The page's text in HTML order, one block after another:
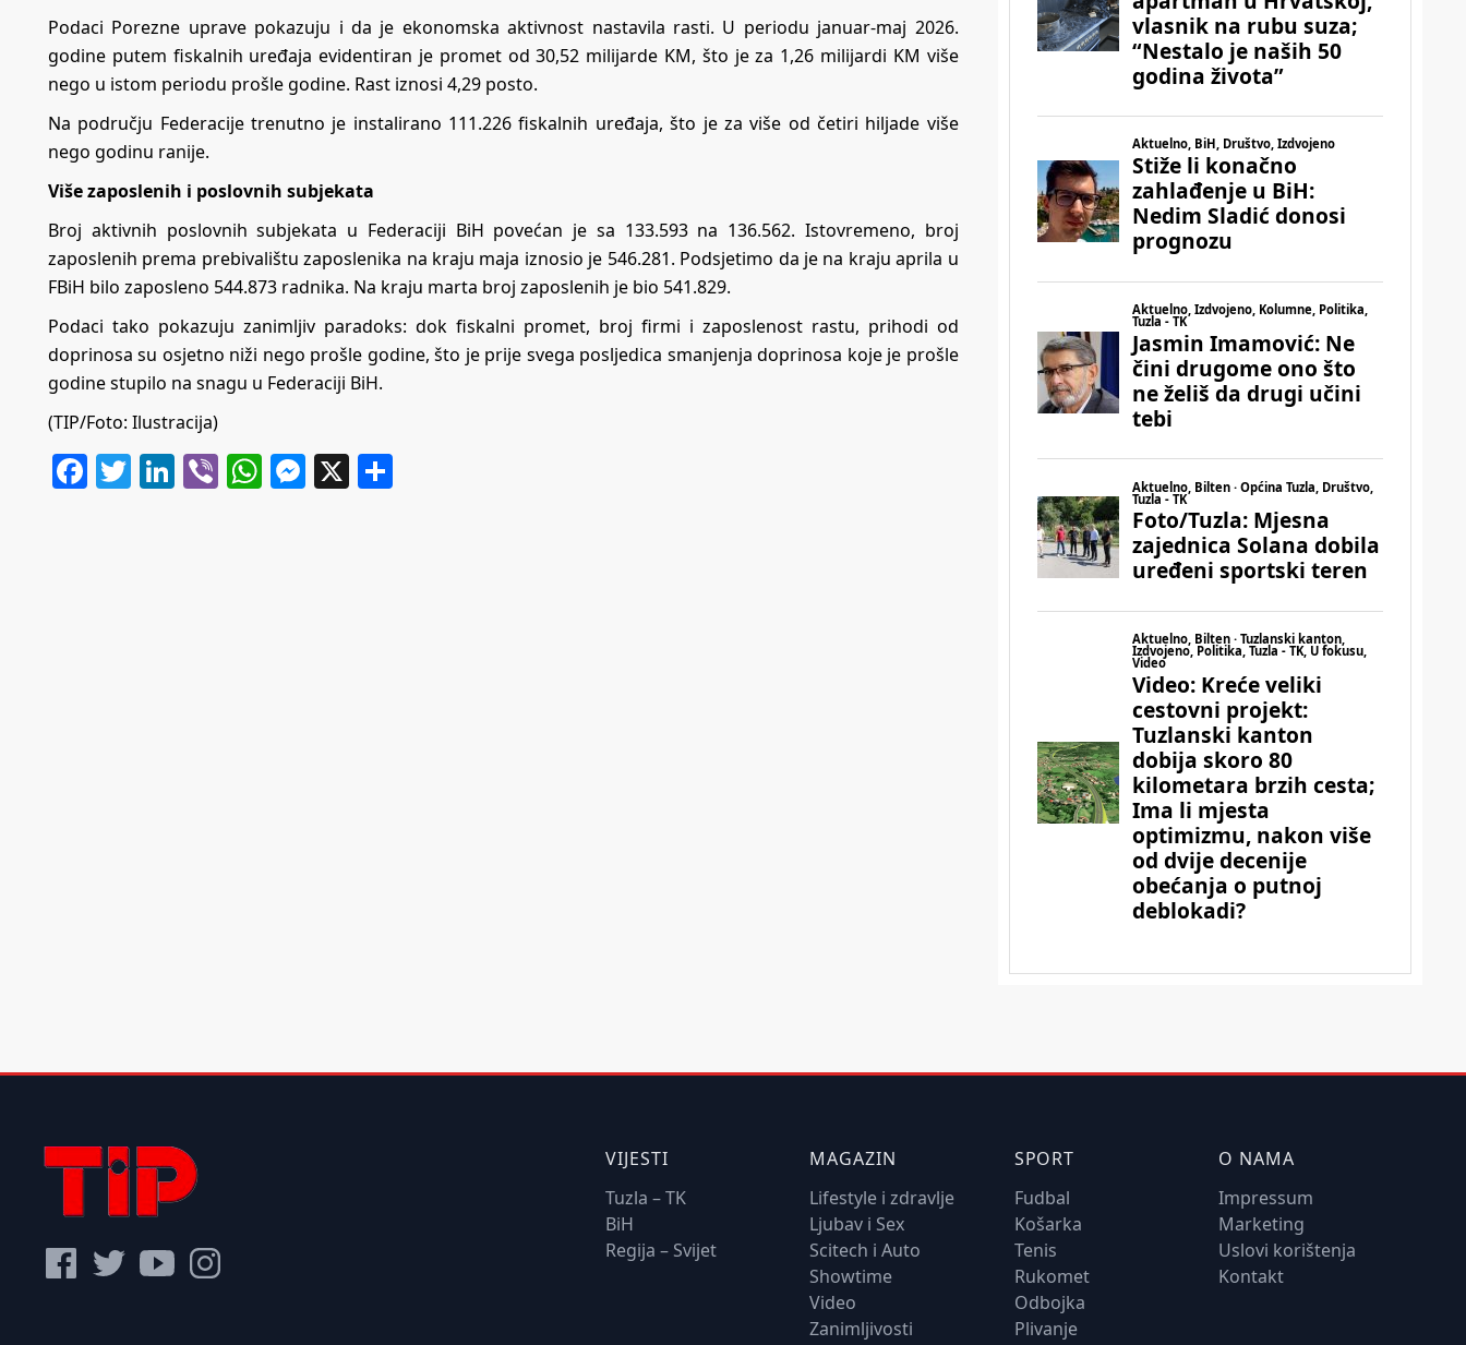
Podaci Porezne uprave pokazuju i da je ekonomska aktivnost nastavila rasti. U periodu januar-maj 2026.
godine putem fiskalnih uređaja evidentiran je promet od 30,52 milijarde KM, što je za 1,26 milijardi KM više
nego u istom periodu prošle godine. Rast iznosi 4,29 posto.
Na području Federacije trenutno je instalirano 111.226 fiskalnih uređaja, što je za više od četiri hiljade više
nego godinu ranije.
Više zaposlenih i poslovnih subjekata
Broj aktivnih poslovnih subjekata u Federaciji BiH povećan je sa 133.593 na 136.562. Istovremeno, broj
zaposlenih prema prebivalištu zaposlenika na kraju maja iznosio je 546.281. Podsjetimo da je na kraju aprila u
FBiH bilo zaposleno 544.873 radnika. Na kraju marta broj zaposlenih je bio 541.829.
Podaci tako pokazuju zanimljiv paradoks: dok fiskalni promet, broj firmi i zaposlenost rastu, prihodi od
doprinosa su osjetno niži nego prošle godine, što je prije svega posljedica smanjenja doprinosa koje je prošle
godine stupilo na snagu u Federaciji BiH.
(TIP/Foto: Ilustracija)
Facebook
Twitter
LinkedIn
ViberWhatsApp
Messenger
X
VIJESTI
Tuzla – TK
BiH
Regija – Svijet
MAGAZIN
Lifestyle i zdravlje
Ljubav i Sex
Scitech i Auto
Showtime
Video
Zanimljivosti
SPORT
Fudbal
Košarka
Tenis
Rukomet
Odbojka
Plivanje
O NAMA
Impressum
Marketing
Uslovi korištenja
Kontakt